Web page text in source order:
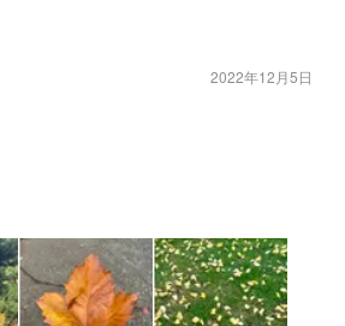
2022年12月5日